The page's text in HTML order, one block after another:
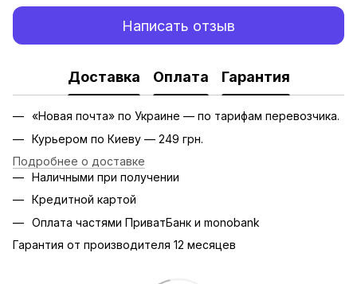
Написать отзыв
Доставка Оплата Гарантия
«Новая почта» по Украине — по тарифам перевозчика.
Курьером по Киеву — 249 грн.
Подробнее о доставке
Наличными при получении
Кредитной картой
Оплата частями ПриватБанк и monobank
Гарантия от производителя 12 месяцев